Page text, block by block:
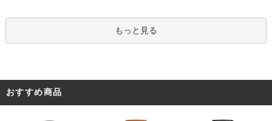
もっと見る
おすすめ商品